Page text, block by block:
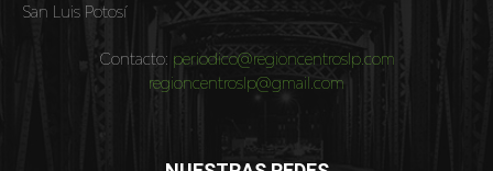
San Luis Potosí
Contacto: periodico@regioncentroslp.com
regioncentroslp@gmail.com